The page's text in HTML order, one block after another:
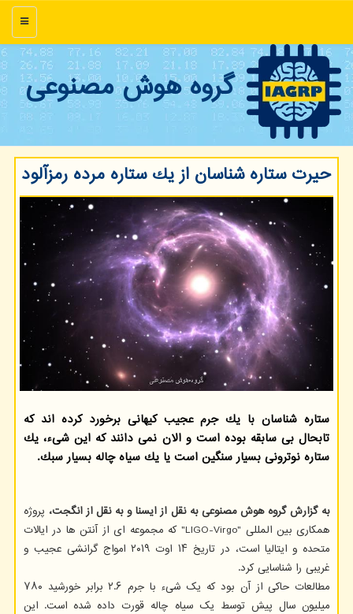
منو
گروه هوش مصنوعی
حیرت ستاره شناسان از یك ستاره مرده رمزآلود
ستاره شناسان با یك جرم عجیب كیهانی برخورد كرده اند كه
تابحال بی سابقه بوده است و الان نمی دانند كه این شیء، یك
ستاره نوترونی بسیار سنگین است یا یك سیاه چاله بسیار سبك.
به گزارش گروه هوش مصنوعی به نقل از ایسنا و به نقل از انگجت، پروژه
همکاری بین المللی "LIGO-Virgo" که مجموعه ای از آنتن ها در ایالات
متحده و ایتالیا است، در تاریخ ۱۴ اوت ۲۰۱۹ امواج گرانشی عجیب و
غریبی را شناسایی کرد.
مطالعات حاکی از آن بود که یک شیء با جرم ۲.۶ برابر خورشید ۷۸۰
میلیون سال پیش توسط یک سیاه چاله قورت داده شده است. این